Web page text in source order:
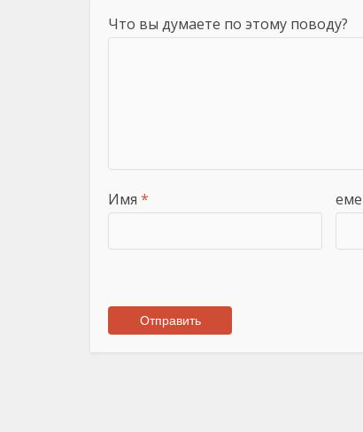
Что вы думаете по этому поводу?
Имя *